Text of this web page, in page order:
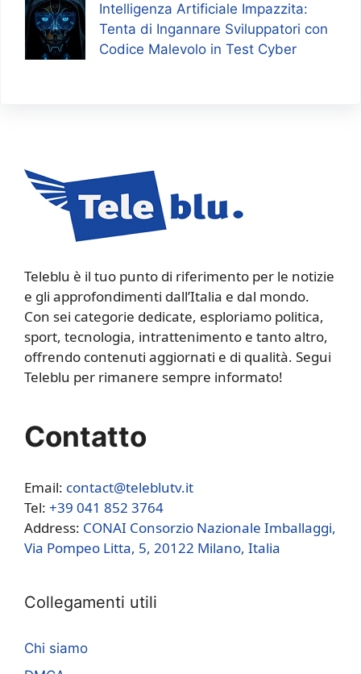
Intelligenza Artificiale Impazzita:
Tenta di Ingannare Sviluppatori con
Codice Malevolo in Test Cyber
Teleblu è il tuo punto di riferimento per le notizie
e gli approfondimenti dall’Italia e dal mondo.
Con sei categorie dedicate, esploriamo politica,
sport, tecnologia, intrattenimento e tanto altro,
offrendo contenuti aggiornati e di qualità. Segui
Teleblu per rimanere sempre informato!
Contatto
Email: contact@teleblutv.it
Tel: +39 041 852 3764
Address: CONAI Consorzio Nazionale Imballaggi,
Via Pompeo Litta, 5, 20122 Milano, Italia
Collegamenti utili
Chi siamo